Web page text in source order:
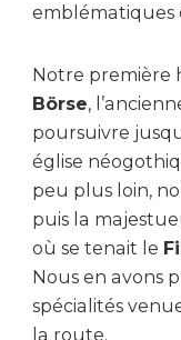
emblématiques
Notre première
Börse,
poursuivre
église
peu plus loin,
puis la
où se tenait le
Nous en avons
spécialités
la route.